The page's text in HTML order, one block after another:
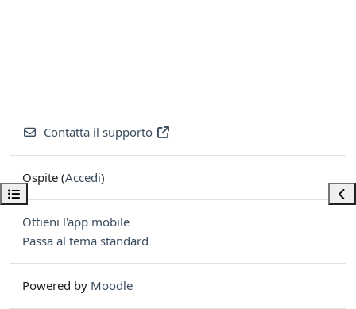
Apri indice del corso
Contatta il supporto
Ospite (Accedi)
Ottieni l'app mobile
Passa al tema standard
Powered by Moodle